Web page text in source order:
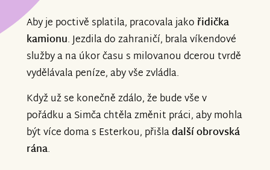
Aby je poctivě splatila, pracovala jako řidička
kamionu. Jezdila do zahraničí, brala víkendové
služby a na úkor času s milovanou dcerou tvrdě
vydělávala peníze, aby vše zvládla.
Když už se konečně zdálo, že bude vše v
pořádku a Simča chtěla změnit práci, aby mohla
být více doma s Esterkou, přišladalší obrovská
rána.